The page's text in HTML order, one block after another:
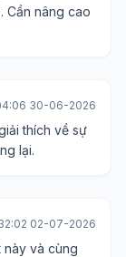
Cần nâng cao
30-06-2026
thích về sự
lại.
02-07-2026
này và cùng